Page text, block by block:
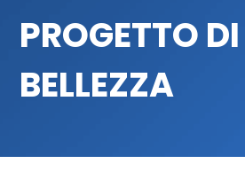
PROGETTO DI
BELLEZZA